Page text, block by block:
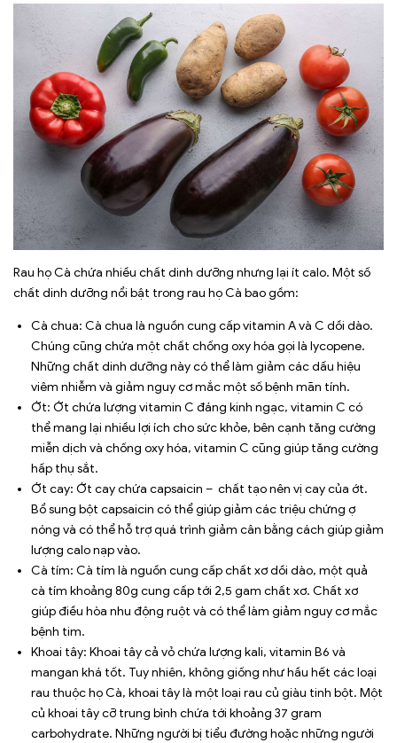
Rau họ Cà chứa nhiều chất dinh dưỡng nhưng lại ít calo. Một số
chất dinh dưỡng nổi bật trong rau họ Cà bao gồm:
Cà chua: Cà chua là nguồn cung cấp vitamin A và C dồi dào.
Chúng cũng chứa một chất chống oxy hóa gọi là lycopene.
Những chất dinh dưỡng này có thể làm giảm các dấu hiệu
viêm nhiễm và giảm nguy cơ mắc một số bệnh mãn tính.
Ớt: Ớt chứa lượng vitamin C đáng kinh ngạc, vitamin C có
thể mang lại nhiều lợi ích cho sức khỏe, bên cạnh tăng cường
miễn dịch và chống oxy hóa, vitamin C cũng giúp tăng cường
hấp thụ sắt.
Ớt cay: Ớt cay chứa capsaicin – chất tạo nên vị cay của ớt.
Bổ sung bột capsaicin có thể giúp giảm các triệu chứng ợ
nóng và có thể hỗ trợ quá trình giảm cân bằng cách giúp giảm
lượng calo nạp vào.
Cà tím: Cà tím là nguồn cung cấp chất xơ dồi dào, một quả
cà tím khoảng 80g cung cấp tới 2,5 gam chất xơ. Chất xơ
giúp điều hòa nhu động ruột và có thể làm giảm nguy cơ mắc
bệnh tim.
Khoai tây: Khoai tây cả vỏ chứa lượng kali, vitamin B6 và
mangan khá tốt. Tuy nhiên, không giống như hầu hết các loại
rau thuộc họ Cà, khoai tây là một loại rau củ giàu tinh bột. Một
củ khoai tây cỡ trung bình chứa tới khoảng 37 gram
carbohydrate. Những người bị tiểu đường hoặc những người